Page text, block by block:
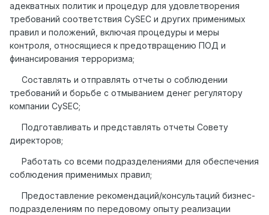
адекватных политик и процедур для удовлетворения
требований соответствия CySEC и других применимых
правил и положений, включая процедуры и меры
контроля, относящиеся к предотвращению ПОД и
финансирования терроризма;
Составлять и отправлять отчеты о соблюдении
требований и борьбе с отмыванием денег регулятору
компании CySEC;
Подготавливать и представлять отчеты Совету
директоров;
Работать со всеми подразделениями для обеспечения
соблюдения применимых правил;
Предоставление рекомендаций/консультаций бизнес-
подразделениям по передовому опыту реализации